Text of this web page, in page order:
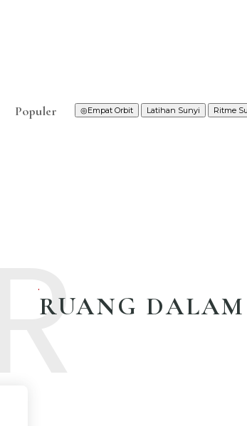
Populer ◎Empat Orbit Latihan Sunyi Ritme
RUANG
R